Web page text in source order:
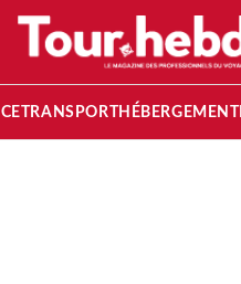
TRANSPORT HÉBERGEMENT